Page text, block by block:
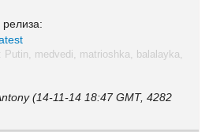
Putin, medvedi, matrioshka, balalayka,
(14-11-14 18:47 GMT, 4282